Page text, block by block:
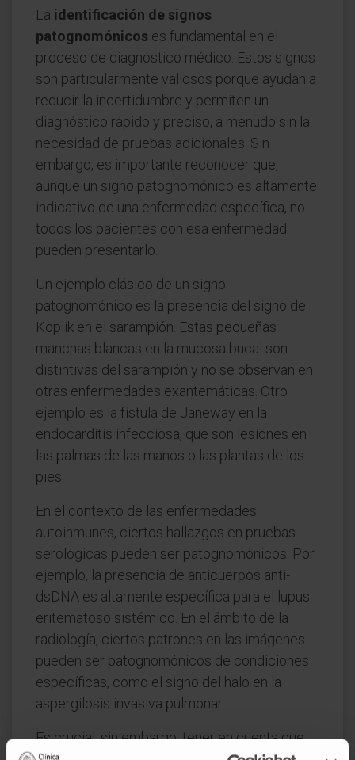
La identificación de signos
patognomónicos es fundamental en el
proceso de diagnóstico médico. Estos signos
son particularmente valiosos porque ayudan a
reducir la incertidumbre y permiten un
diagnóstico rápido y preciso, a menudo sin la
necesidad de pruebas adicionales. Sin
embargo, es importante reconocer que,
aunque un signo patognomónico es altamente
indicativo de una enfermedad específica, no
todos los pacientes con esa enfermedad
pueden presentarlo.
Un ejemplo clásico de un signo
patognomónico es la presencia del signo de
Koplik en el sarampión. Estas pequeñas
manchas blancas en la mucosa bucal son
distintivas del sarampión y no se observan en
otras enfermedades exantemáticas. Otro
ejemplo es la fístula de Janeway en la
endocarditis infecciosa, que son lesiones en
las palmas de las manos o las plantas de los
pies.
En el contexto de las enfermedades
autoinmunes, ciertos hallazgos en pruebas
serológicas pueden ser patognomónicos. Por
ejemplo, la presencia de anticuerpos anti-
dsDNA es altamente específica para el lupus
eritematoso sistémico. En el ámbito de la
radiología, ciertos patrones en las imágenes
pueden ser patognomónicos de condiciones
específicas, como el signo del halo en la
aspergilosis invasiva pulmonar.
Es crucial, sin embargo, tener en cuenta que